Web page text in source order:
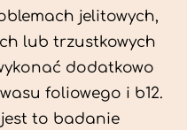
jelitowych,
lub trzustkowych
dodatkowo
foliowego i b12.
jest to badanie